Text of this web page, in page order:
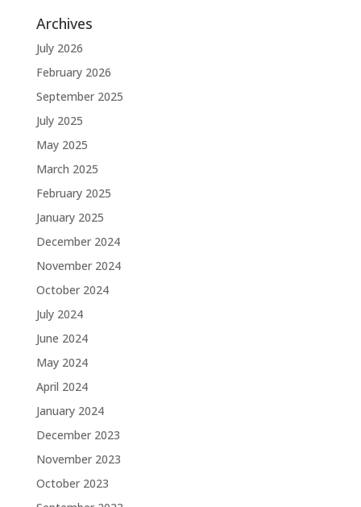
Archives
July 2026
February 2026
September 2025
July 2025
May 2025
March 2025
February 2025
January 2025
December 2024
November 2024
October 2024
July 2024
June 2024
May 2024
April 2024
January 2024
December 2023
November 2023
October 2023